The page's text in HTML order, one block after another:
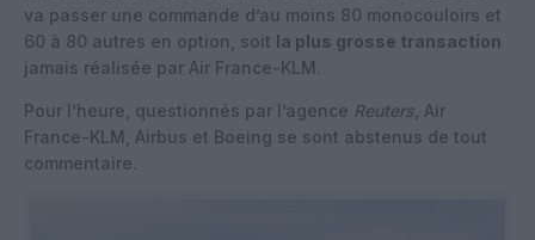
va passer une commande d’au moins 80 monocouloirs et
60 à 80 autres en option, soit la plus grosse transaction
jamais réalisée par Air France-KLM.
Pour l’heure, questionnés par l’agence Reuters , Air
France-KLM, Airbus et Boeing se sont abstenus de tout
commentaire.